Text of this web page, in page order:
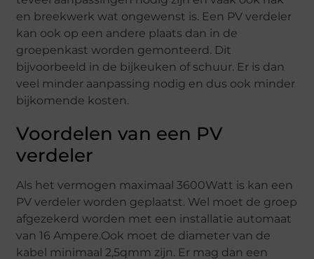
en breekwerk wat ongewenst is. Een PV verdeler
kan ook op een andere plaats dan in de
groepenkast worden gemonteerd. Dit
bijvoorbeeld in de bijkeuken of schuur. Er is dan
veel minder aanpassing nodig en dus ook minder
bijkomende kosten.
Voordelen van een PV
verdeler
Als het vermogen maximaal 3600Watt is kan een
PV verdeler worden geplaatst. Wel moet de groep
afgezekerd worden met een installatie automaat
van 16 Ampere.Ook moet de diameter van de
kabel minimaal 2,5qmm zijn. Er mag dan een